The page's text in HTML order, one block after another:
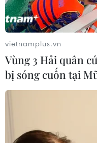
Đưa thuyền viên
Trung tâm Phối hợp
vietnamplus.vn
Vùng 3 Hải quân
bị sóng cuốn tại